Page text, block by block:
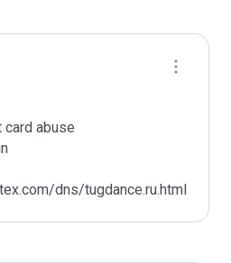
abuse
dns/tugdance.ru.html